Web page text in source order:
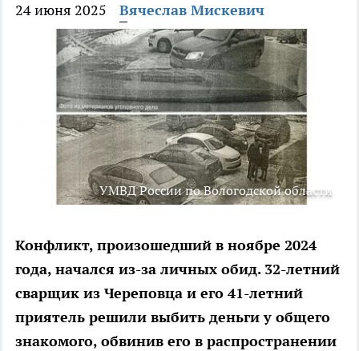
24 июня 2025 Вячеслав Мискевич
УМВД России по Вологодской области
Конфликт, произошедший в ноябре 2024
года, начался из-за личных обид. 32-летний
сварщик из Череповца и его 41-летний
приятель решили выбить деньги у общего
знакомого, обвинив его в распространении